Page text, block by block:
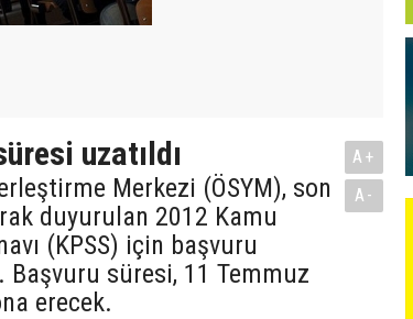
uzatıldı
Merkezi (ÖSYM), son
duyurulan 2012 Kamu
(KPSS) için başvuru
süresi, 11 Temmuz
erecek.
A+
A-